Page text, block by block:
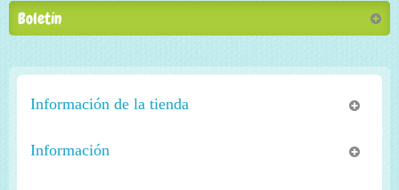
Boletín
Información de la tienda
Información